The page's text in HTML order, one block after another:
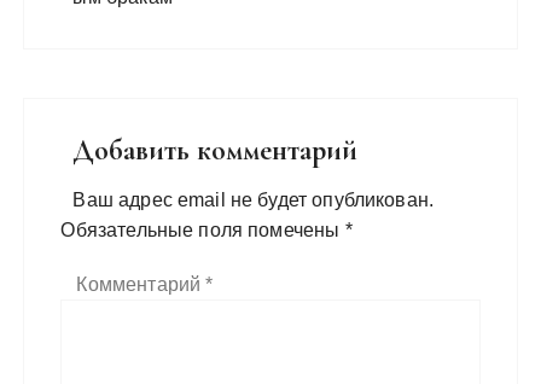
Добавить комментарий
Ваш адрес email не будет опубликован.
Обязательные поля помечены *
Комментарий*